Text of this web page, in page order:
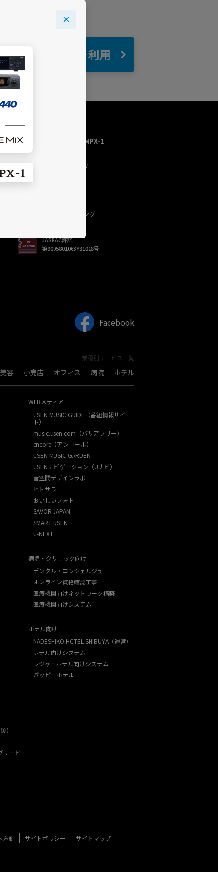
自宅 でBGMを利用
USEN MUSIC HOME／MPX-1
トップページ
今流れている曲（NOW
PLAYING）
USEN（有線）ランキング
JASRAC許諾
第9005801063Y31018号
Facebook
業種別サービス一覧
容 小売店 オフィス 病院 ホテル
）
サービ
WEBメディア
USEN MUSIC GUIDE（番組情報サイ
ト）
music.usen.com（バリアフリー）
encore（アンコール）
USEN MUSIC GARDEN
USENナビゲーション（Uナビ）
音空間デザインラボ
ヒトサラ
おいしいフォト
SAVOR JAPAN
SMART USEN
U-NEXT
病院・クリニック向け
デンタル・コンシェルジュ
オンライン資格確認工事
医療機関向けネットワーク構築
医療機関向けシステム
ホテル向け
NADESHIKO HOTEL SHIBUYA（運営）
ホテル向けシステム
レジャーホテル向けシステム
パッピーホテル
方針 サイトポリシー サイトマップ